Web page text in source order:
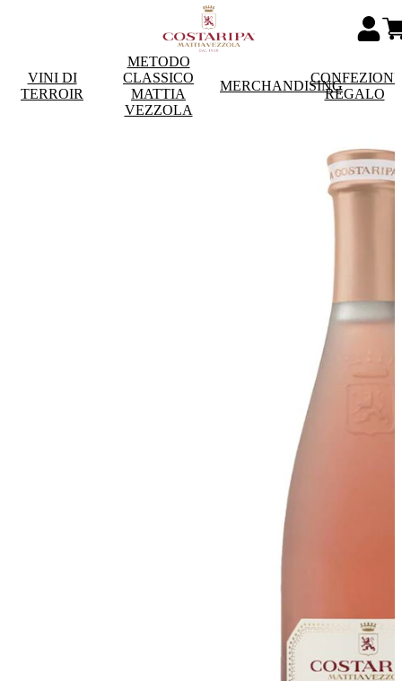
VINI DI
TERROIR
METODO
CLASSICO
MATTIA
VEZZOLA
MERCHANDISING
CONFEZIONI
REGALO